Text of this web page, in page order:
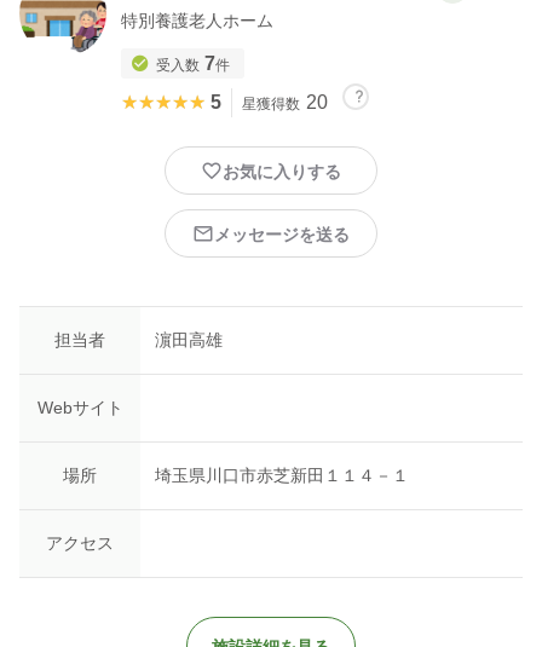
特別養護老人ホーム
受入数 7件
★★★★★
★★★★★ 5 星獲得数 20
お気に入りする
メッセージを送る
担当者 濵田高雄
Webサイト
場所 埼玉県川口市赤芝新田１１４－１
アクセス